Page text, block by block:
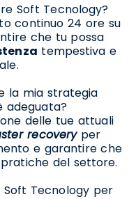
Soft Tecnology?
continuo 24 ore su
che tu possa
tempestiva e
la mia strategia
adeguata?
delle tue attuali
recoveryper
e garantire che
del settore.
Tecnology per